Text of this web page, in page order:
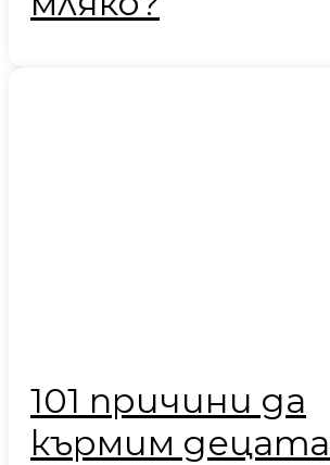
101 причини да
кърмим